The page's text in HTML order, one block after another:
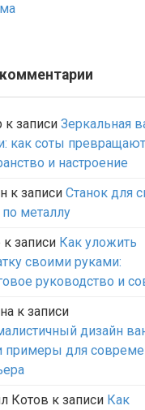
к записи Зеркальная
как соты превращают
и настроение
к записи Станок для
металлу
к записи Как уложить
своими руками:
руководство и
к записи
дизайн
примеры для
Котов к записи Как